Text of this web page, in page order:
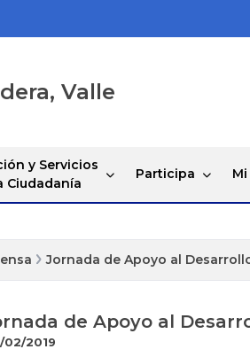
Valle
y Servicios
Ciudadanía
Participa
Jornada de Apoyo al
de Apoyo al
02/2019